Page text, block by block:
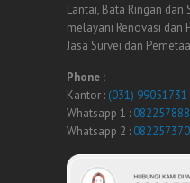
Lantai, Bata Ringan dan
melayani Renovasi dan
Jasa Survei dan
Phone :
Kantor : (031) 99051731
Whatsapp 1 :
Whatsapp 2 :